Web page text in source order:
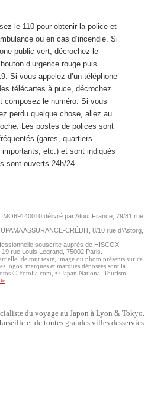
le 110 pour obtenir la police et
ou en cas d’incendie. Si
public vert, décrochez le
d’urgence rouge puis
Si vous appelez d’un téléphone
télécartes à puce, décrochez
composez le numéro. Si vous
perdu quelque chose, allez au
Les postes de polices sont
(gares, quartiers
etc.) et sont indiqués
sont ouverts 24h/24.
délivré par Atout France, 79/81 rue
ASSURANCE-CRÉDIT, 8/10 rue d’Astorg,
souscrite auprès de HISCOX
rue Louis Legrand, 75002 Paris.
de tout texte, image ou photo présents sur ce
logos, marques et marques déposées sont la
© Fotolia.com, © Japan National Tourism
du voyage au Japon à Lyon & Tokyo.
et de toutes grandes villes desservies